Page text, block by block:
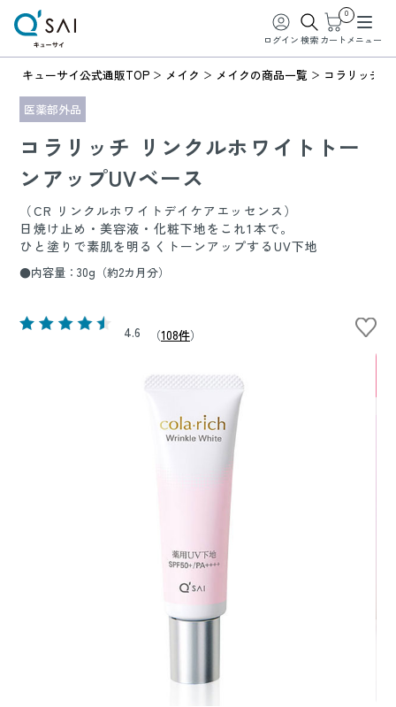
ログイン 検索
0
カート メニュー
キューサイ公式通販TOP メイク メイクの商品一覧 コラリッチ
医薬部外品
コラリッチ リンクルホワイトトー
ンアップUVベース
（CR リンクルホワイトデイケアエッセンス）
日焼け止め・美容液・化粧下地をこれ1本で。
ひと塗りで素肌を明るくトーンアップするUV下地
●内容量：30g（約2カ月分）
4.6 （108件）